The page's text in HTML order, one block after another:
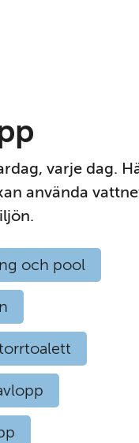
varje dag.
använda
och pool